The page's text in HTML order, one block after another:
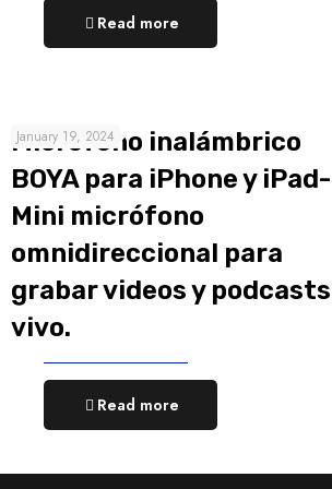
Read more
January 19, 2024
Micrófono inalámbrico
BOYA para iPhone y iPad-
Mini micrófono
omnidireccional para
grabar videos y
vivo.
Read more